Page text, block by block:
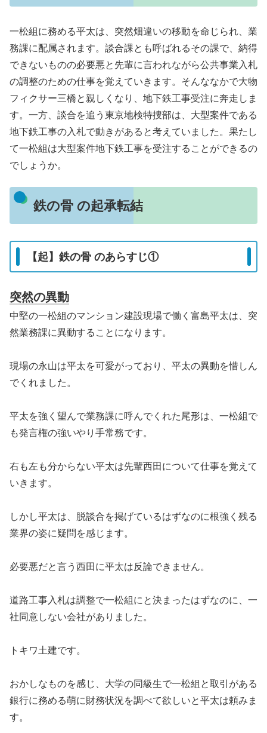
一松組に務める平太は、突然畑違いの移動を命じられ、業
務課に配属されます。談合課とも呼ばれるその課で、納得
できないものの必要悪と先輩に言われながら公共事業入札
の調整のための仕事を覚えていきます。そんななかで大物
フィクサー三橋と親しくなり、地下鉄工事受注に奔走しま
す。一方、談合を追う東京地検特捜部は、大型案件である
地下鉄工事の入札で動きがあると考えていました。果たし
て一松組は大型案件地下鉄工事を受注することができるの
でしょうか。
鉄の骨 の起承転結
【起】鉄の骨 のあらすじ①
突然の異動
中堅の一松組のマンション建設現場で働く富島平太は、突
然業務課に異動することになります。
現場の永山は平太を可愛がっており、平太の異動を惜しん
でくれました。
平太を強く望んで業務課に呼んでくれた尾形は、一松組で
も発言権の強いやり手常務です。
右も左も分からない平太は先輩西田について仕事を覚えて
いきます。
しかし平太は、脱談合を掲げているはずなのに根強く残る
業界の姿に疑問を感じます。
必要悪だと言う西田に平太は反論できません。
道路工事入札は調整で一松組にと決まったはずなのに、一
社同意しない会社がありました。
トキワ土建です。
おかしなものを感じ、大学の同級生で一松組と取引がある
銀行に務める萌に財務状況を調べて欲しいと平太は頼みま
す。